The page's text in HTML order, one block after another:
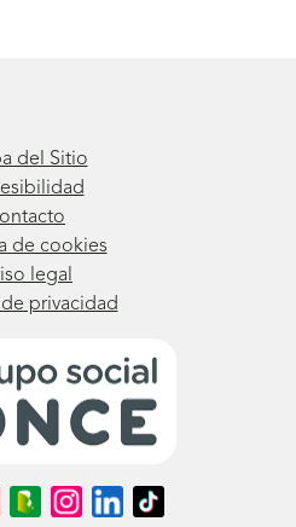
del Sitio
de cookies
legal
privacidad
Síguenos
en
Síguenos
en
Síguenos
en
Síguenos
en